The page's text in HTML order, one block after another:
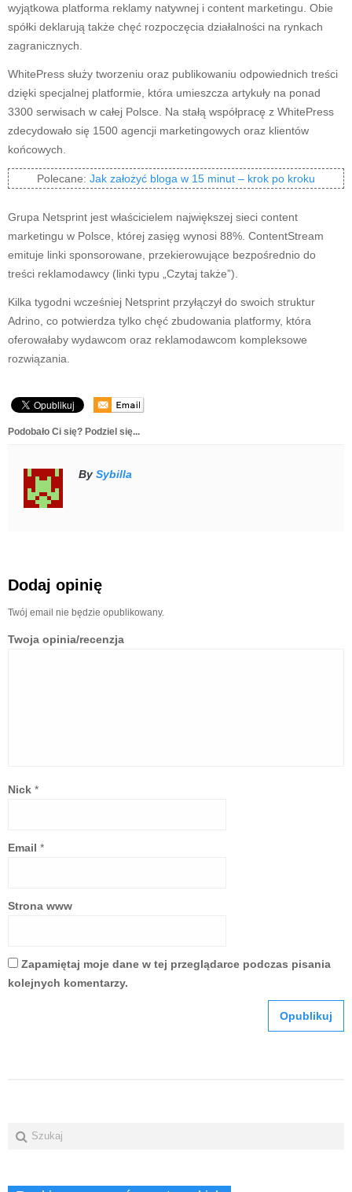
wyjątkowa platforma reklamy natywnej i content marketingu. Obie
spółki deklarują także chęć rozpoczęcia działalności na rynkach
zagranicznych.
WhitePress służy tworzeniu oraz publikowaniu odpowiednich treści
dzięki specjalnej platformie, która umieszcza artykuły na ponad
3300 serwisach w całej Polsce. Na stałą współpracę z WhitePress
zdecydowało się 1500 agencji marketingowych oraz klientów
końcowych.
Polecane: Jak założyć bloga w 15 minut – krok po kroku
Grupa Netsprint jest właścicielem największej sieci content
marketingu w Polsce, której zasięg wynosi 88%. ContentStream
emituje linki sponsorowane, przekierowujące bezpośrednio do
treści reklamodawcy (linki typu „Czytaj także”).
Kilka tygodni wcześniej Netsprint przyłączył do swoich struktur
Adrino, co potwierdza tylko chęć zbudowania platformy, która
oferowałaby wydawcom oraz reklamodawcom kompleksowe
rozwiązania.
Podobało Ci się? Podziel się...
By Sybilla
Dodaj opinię
Twój email nie będzie opublikowany.
Twoja opinia/recenzja
Nick *
Email *
Strona www
Zapamiętaj moje dane w tej przeglądarce podczas pisania
kolejnych komentarzy.